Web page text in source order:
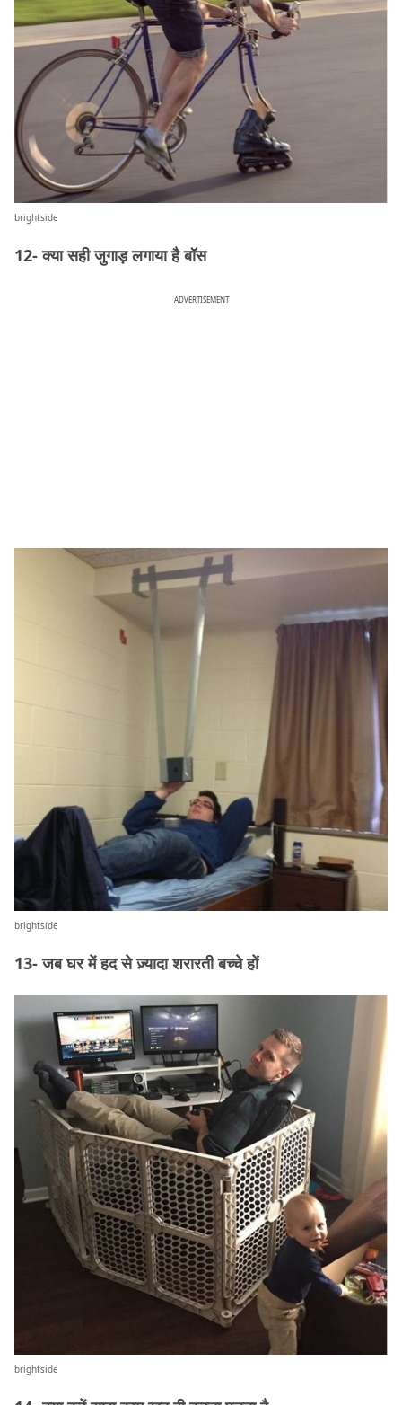
brightside
12- क्या सही जुगाड़ लगाया है बॉस
ADVERTISEMENT
brightside
13- जब घर में हद से ज़्यादा शरारती बच्चे हों
brightside